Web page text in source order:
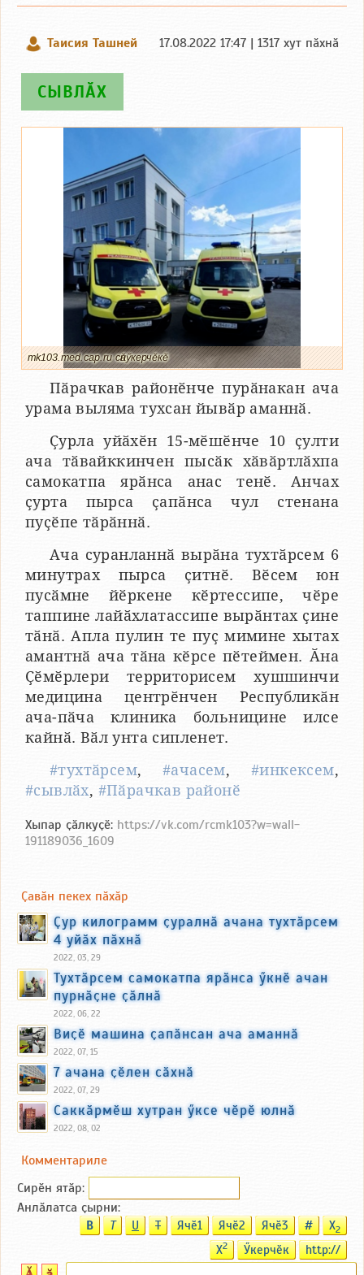
Таисия Ташней 17.08.2022 17:47 | 1317 хут пӑхнӑ
СЫВЛӐХ
mk103.med.cap.ru сӑнӳкерчӗкӗ
Пӑрачкав районӗнче пурӑнакан ача
урама выляма тухсан йывӑр аманнӑ.
Ҫурла уйӑхӗн 15-мӗшӗнче 10 ҫулти
ача тӑвайккинчен пысӑк хӑвӑртлӑхпа
самокатпа ярӑнса анас тенӗ. Анчах
ҫурта пырса ҫапӑнса чул стенана
пуҫӗпе тӑрӑннӑ.
Ача суранланнӑ вырӑна тухтӑрсем 6
минутрах пырса ҫитнӗ. Вӗсем юн
пусӑмне йӗркене кӗртессипе, чӗре
таппине лайӑхлатассипе вырӑнтах ҫине
тӑнӑ. Апла пулин те пуҫ мимине хытах
амантнӑ ача тӑна кӗрсе пӗтеймен. Ӑна
Ҫӗмӗрлери территорисем хушшинчи
медицина центрӗнчен Республикӑн
ача-пӑча клиника больницине илсе
кайнӑ. Вӑл унта сипленет.
#тухтӑрсем,#ачасем, #инкексем,
#сывлӑх, #Пӑрачкав районӗ
Хыпар ҫӑлкуҫӗ: https://vk.com/rcmk103?w=wall-
191189036_1609
Ҫавӑн пекех пӑхӑр
Ҫур килограмм ҫуралнӑ ачана тухтӑрсем
4 уйӑх пӑхнӑ
2022, 03, 29
Тухтӑрсем самокатпа ярӑнса ӳкнӗ ачан
пурнӑҫне ҫӑлнӑ
2022, 06, 22
Виҫӗ машина ҫапӑнсан ача аманнӑ
2022, 07, 15
7 ачана ҫӗлен сӑхнӑ
2022, 07, 29
Саккӑрмӗш хутран ӳксе чӗрӗ юлнӑ
2022, 08, 02
Комментариле
Сирӗн ятӑp:
Анлӑлатса ҫырни:
B T U T Ячӗ1 Ячӗ2 Ячӗ3 # X2
X2 Ӳкерчӗк http://